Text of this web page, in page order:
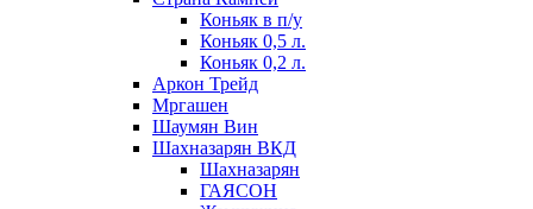
Коньяк в п/у
Коньяк 0,5 л.
Коньяк 0,2 л.
Аркон Трейд
Мргашен
Шаумян Вин
Шахназарян ВКД
Шахназарян
ГАЯСОН